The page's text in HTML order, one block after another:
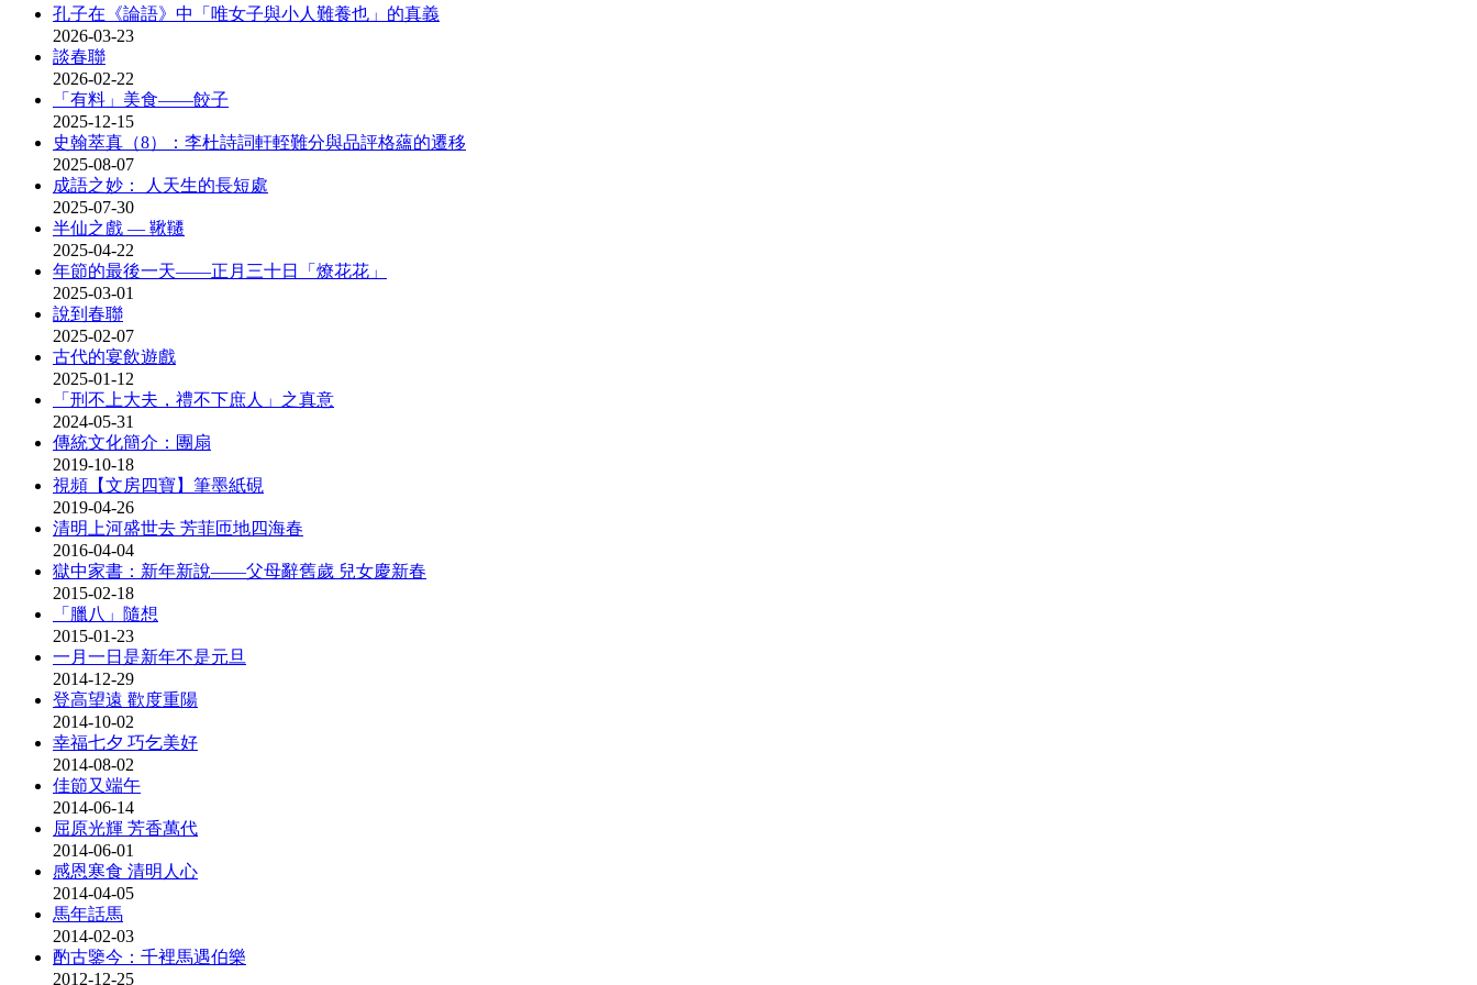
孔子在《論語》中「唯女子與小人難養也」的真義
2026-03-23
談春聯
2026-02-22
「有料」美食——餃子
2025-12-15
史翰萃真（8）：李杜詩詞軒輊難分與品評格蘊的遷移
2025-08-07
成語之妙： 人天生的長短處
2025-07-30
半仙之戲 — 鞦韆
2025-04-22
年節的最後一天——正月三十日「燎花花」
2025-03-01
說到春聯
2025-02-07
古代的宴飲遊戲
2025-01-12
「刑不上大夫，禮不下庶人」之真意
2024-05-31
傳統文化簡介：團扇
2019-10-18
視頻【文房四寶】筆墨紙硯
2019-04-26
清明上河盛世去 芳菲匝地四海春
2016-04-04
獄中家書：新年新說——父母辭舊歲 兒女慶新春
2015-02-18
「臘八」隨想
2015-01-23
一月一日是新年不是元旦
2014-12-29
登高望遠 歡度重陽
2014-10-02
幸福七夕 巧乞美好
2014-08-02
佳節又端午
2014-06-14
屈原光輝 芳香萬代
2014-06-01
感恩寒食 清明人心
2014-04-05
馬年話馬
2014-02-03
酌古鑒今：千裡馬遇伯樂
2012-12-25